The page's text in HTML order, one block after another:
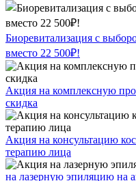
Биоревитализация с
вместо 22 500₽!
Акция на комплексную
скидка
Акция на консультацию
терапию лица
на лазерную эпиляцию на